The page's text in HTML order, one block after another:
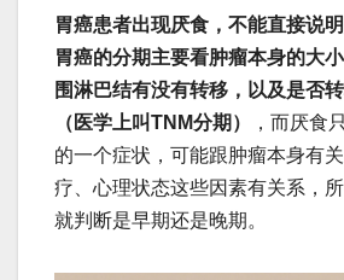
胃癌患者出现厌食，不能直接说
胃癌的分期主要看肿瘤本身的大
围淋巴结有没有转移，以及是否
（医学上叫TNM分期）
，而厌食
的一个症状，可能跟肿瘤本身有
疗、心理状态这些因素有关系，
就判断是早期还是晚期。